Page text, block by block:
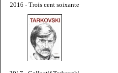
2016 - Trois cent soixante